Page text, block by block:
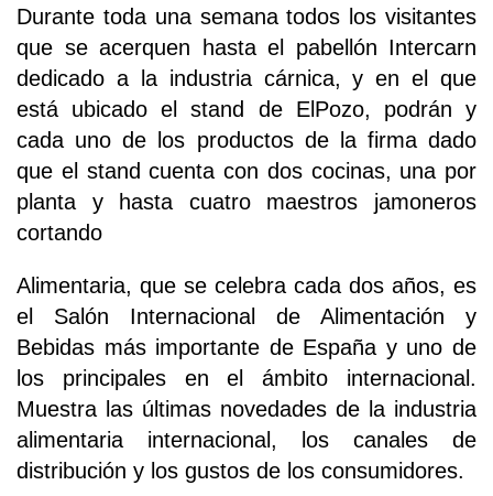
Durante toda una semana todos los visitantes
que se acerquen hasta el pabellón Intercarn
dedicado a la industria cárnica, y en el que
está ubicado el stand de ElPozo, podrán y
cada uno de los productos de la firma dado
que el stand cuenta con dos cocinas, una por
planta y hasta cuatro maestros jamoneros
cortando
Alimentaria, que se celebra cada dos años, es
el Salón Internacional de Alimentación y
Bebidas más importante de España y uno de
los principales en el ámbito internacional.
Muestra las últimas novedades de la industria
alimentaria internacional, los canales de
distribución y los gustos de los consumidores.